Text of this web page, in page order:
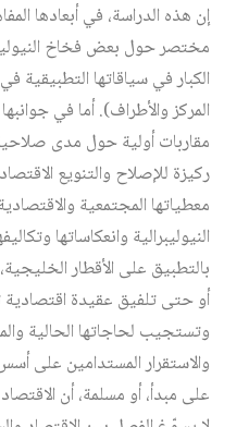
إن هذه الدراسة، في أبعادها
مختصر حول بعض فخاخ
الكبار في سياقاتها
المركز والأطراف). أما في
مقاربات أولية حول مدى صلاحية
ركيزة للإصلاح والتنويع
معطياتها المجتمعية
النيوليبرالية وانعكاساتها
بالتطبيق على الأقطار
أو حتى تلفيق عقيدة اقتصادية
وتستجيب لحاجاتها الحالية
والاستقرار المستدامين على
على مبدأ، أو مسلمة، أن